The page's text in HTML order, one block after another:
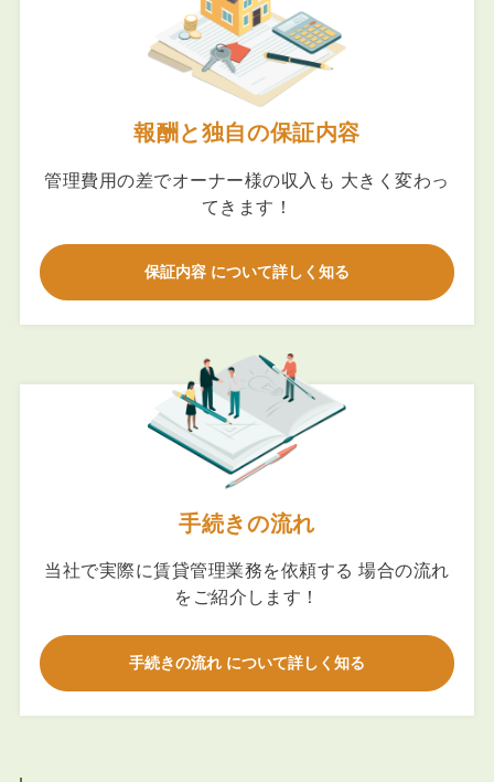
報酬と独自の保証内容
管理費用の差でオーナー様の収入も 大きく変わっ
てきます！
保証内容 について詳しく知る
手続きの流れ
当社で実際に賃貸管理業務を依頼する 場合の流れ
をご紹介します！
手続きの流れ について詳しく知る